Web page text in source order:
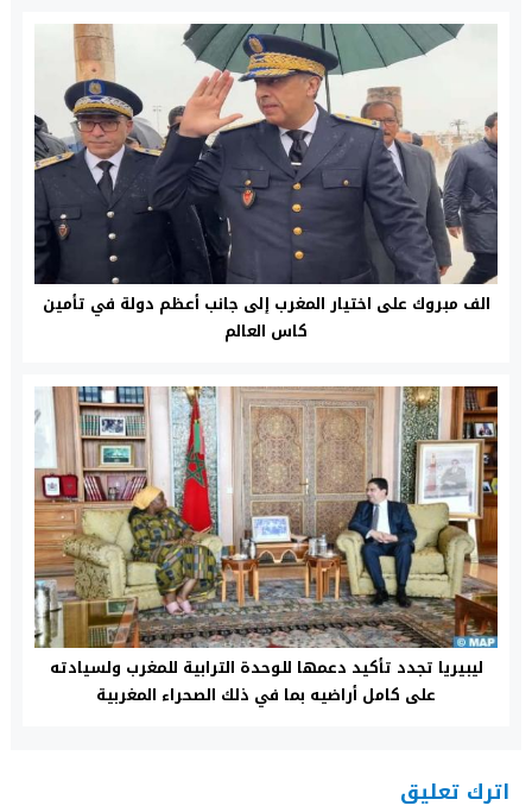
الف مبروك على اختيار المغرب إلى جانب أعظم دولة في تأمين
كاس العالم
ليبيريا تجدد تأكيد دعمها للوحدة الترابية للمغرب ولسيادته
على كامل أراضيه بما في ذلك الصحراء المغربية
اترك تعليق